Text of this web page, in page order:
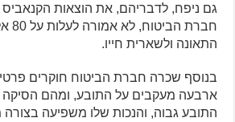
גם ניפח, לדבריהם, את הוצאות הקנאביס
התאונה ולשארית חייו.
בנוסף שכרה חברת הביטוח חוקרים
ארבעה מעקבים על התובע, ומהם הסיקה
התובע גבוה, והנכות שלו משפיעה בצורה